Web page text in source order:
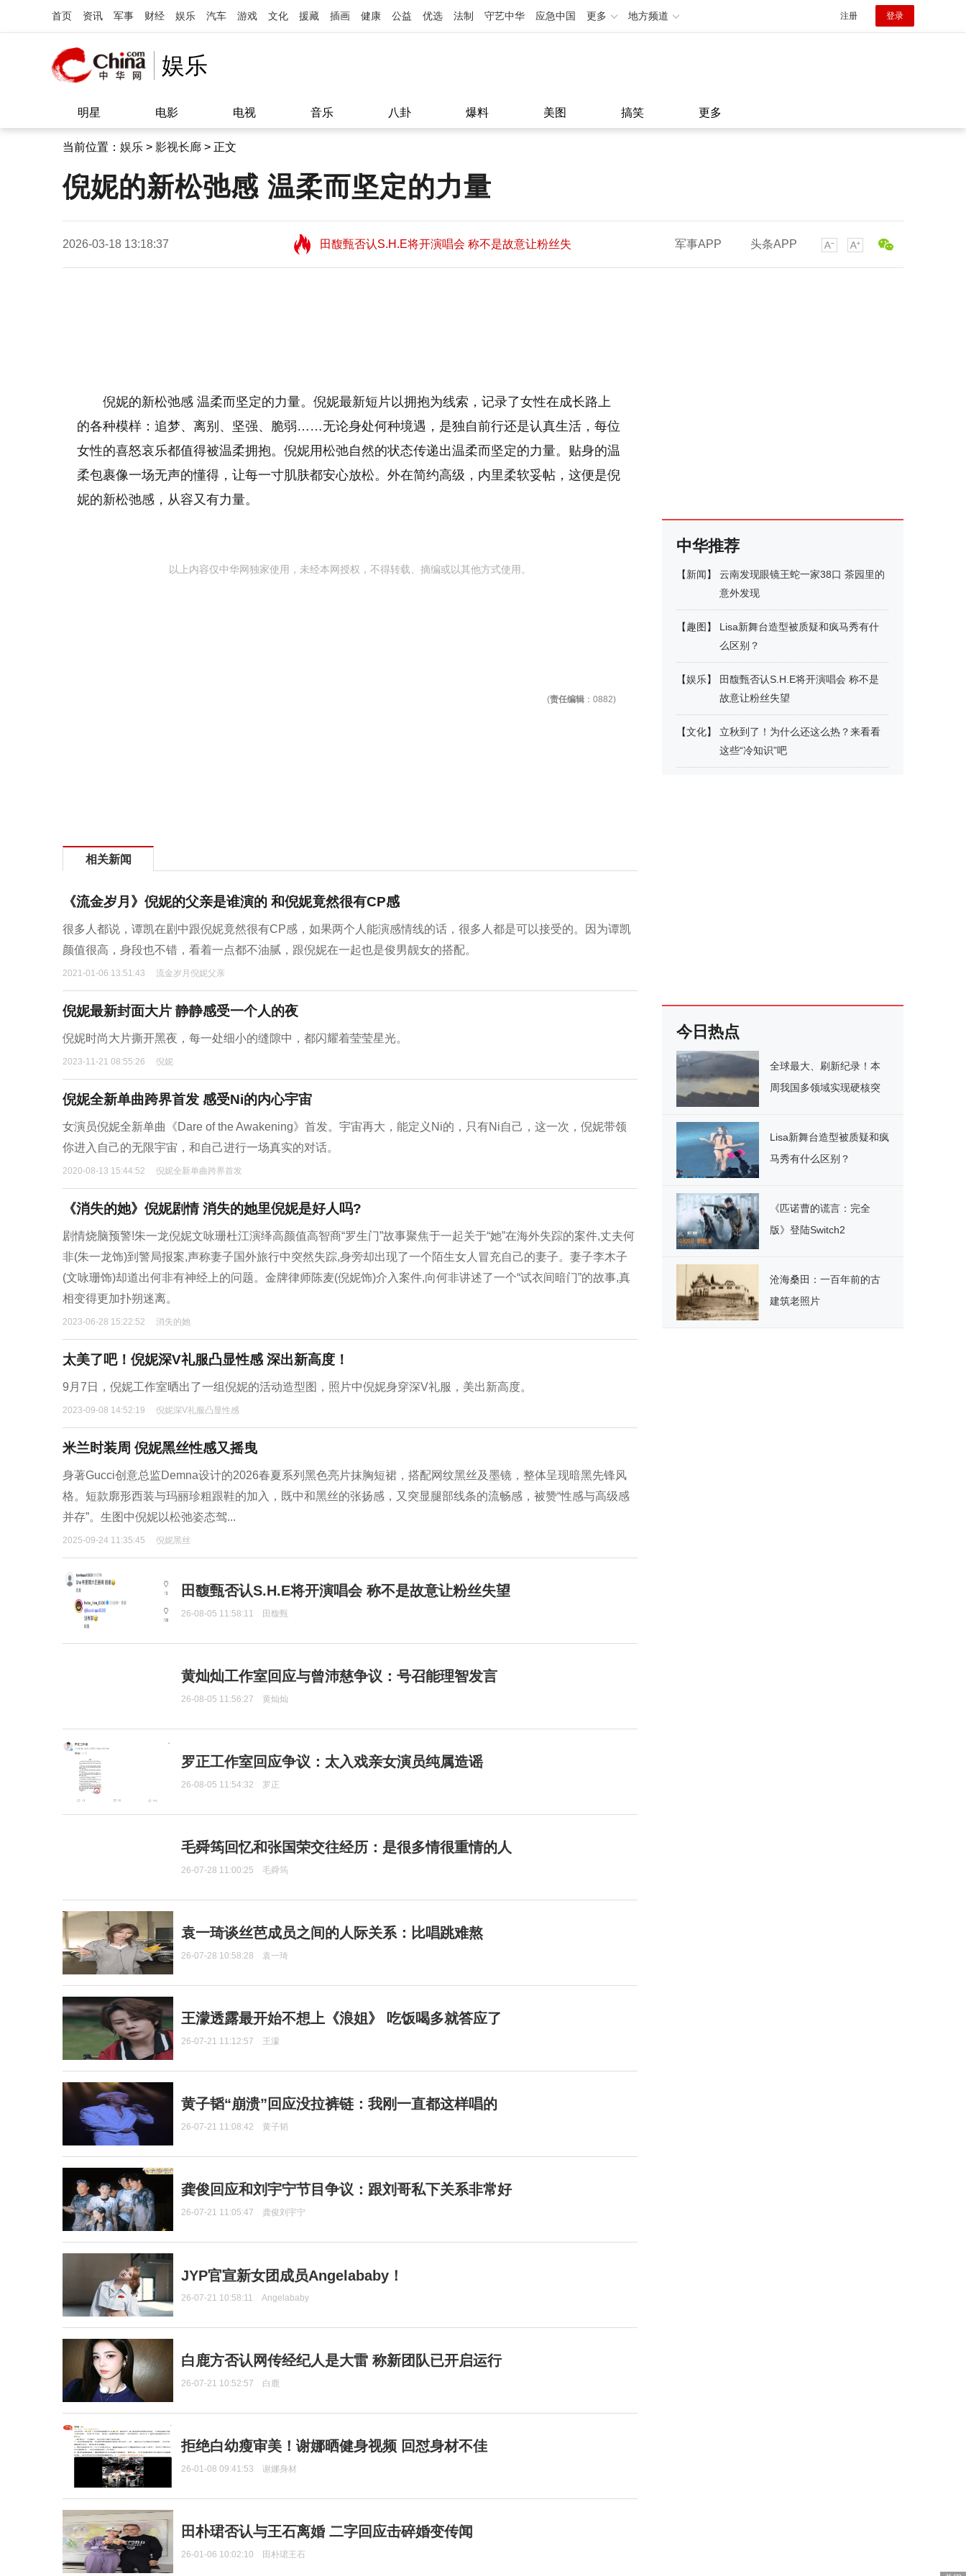
首页 资讯 军事 财经 娱乐 汽车 游戏 文化 援藏 插画 健康 公益 优选 法制 守艺中华 应急中国 更多 地方频道 注册 登录
娱乐
明星 电影 电视 音乐 八卦 爆料 美图 搞笑 更多
当前位置： 娱乐 > 影视长廊 > 正文
倪妮的新松弛感 温柔而坚定的力量
2026-03-18 13:18:37
田馥甄否认S.H.E将开演唱会 称不是故意让粉丝失
望11:08
田馥甄否认S.H.E将开演唱会 称不是故意让粉丝失
军事APP 头条APP
倪妮的新松弛感 温柔而坚定的力量。倪妮最新短片以拥抱为线索，记录了女性在成长路上
的各种模样：追梦、离别、坚强、脆弱……无论身处何种境遇，是独自前行还是认真生活，每位
女性的喜怒哀乐都值得被温柔拥抱。倪妮用松弛自然的状态传递出温柔而坚定的力量。贴身的温
柔包裹像一场无声的懂得，让每一寸肌肤都安心放松。外在简约高级，内里柔软妥帖，这便是倪
妮的新松弛感，从容又有力量。
以上内容仅中华网独家使用，未经本网授权，不得转载、摘编或以其他方式使用。
(责任编辑 ：0882)
相关新闻
《流金岁月》倪妮的父亲是谁演的 和倪妮竟然很有CP感
很多人都说，谭凯在剧中跟倪妮竟然很有CP感，如果两个人能演感情线的话，很多人都是可以接受的。因为谭凯
颜值很高，身段也不错，看着一点都不油腻，跟倪妮在一起也是俊男靓女的搭配。
2021-01-06 13:51:43 流金岁月倪妮父亲
倪妮最新封面大片 静静感受一个人的夜
倪妮时尚大片撕开黑夜，每一处细小的缝隙中，都闪耀着莹莹星光。
2023-11-21 08:55:26 倪妮
倪妮全新单曲跨界首发 感受Ni的内心宇宙
女演员倪妮全新单曲《Dare of the Awakening》首发。宇宙再大，能定义Ni的，只有Ni自己，这一次，倪妮带领
你进入自己的无限宇宙，和自己进行一场真实的对话。
2020-08-13 15:44:52 倪妮全新单曲跨界首发
《消失的她》倪妮剧情 消失的她里倪妮是好人吗?
剧情烧脑预警!朱一龙倪妮文咏珊杜江演绎高颜值高智商“罗生门”故事聚焦于一起关于“她”在海外失踪的案件,丈夫何
非(朱一龙饰)到警局报案,声称妻子国外旅行中突然失踪,身旁却出现了一个陌生女人冒充自己的妻子。妻子李木子
(文咏珊饰)却道出何非有神经上的问题。金牌律师陈麦(倪妮饰)介入案件,向何非讲述了一个“试衣间暗门”的故事,真
相变得更加扑朔迷离。
2023-06-28 15:22:52 消失的她
太美了吧！倪妮深V礼服凸显性感 深出新高度！
9月7日，倪妮工作室晒出了一组倪妮的活动造型图，照片中倪妮身穿深V礼服，美出新高度。
2023-09-08 14:52:19 倪妮深V礼服凸显性感
米兰时装周 倪妮黑丝性感又摇曳
身著Gucci创意总监Demna设计的2026春夏系列黑色亮片抹胸短裙，搭配网纹黑丝及墨镜，整体呈现暗黑先锋风
格。短款廓形西装与玛丽珍粗跟鞋的加入，既中和黑丝的张扬感，又突显腿部线条的流畅感，被赞“性感与高级感
并存”。生图中倪妮以松弛姿态驾...
2025-09-24 11:35:45 倪妮黑丝
田馥甄否认S.H.E将开演唱会 称不是故意让粉丝失望
26-08-05 11:58:11 田馥甄
黄灿灿工作室回应与曾沛慈争议：号召能理智发言
26-08-05 11:56:27 黄灿灿
罗正工作室回应争议：太入戏亲女演员纯属造谣
26-08-05 11:54:32 罗正
毛舜筠回忆和张国荣交往经历：是很多情很重情的人
26-07-28 11:00:25 毛舜筠
袁一琦谈丝芭成员之间的人际关系：比唱跳难熬
26-07-28 10:58:28 袁一琦
王濛透露最开始不想上《浪姐》 吃饭喝多就答应了
26-07-21 11:12:57 王濛
黄子韬“崩溃”回应没拉裤链：我刚一直都这样唱的
26-07-21 11:08:42 黄子韬
龚俊回应和刘宇宁节目争议：跟刘哥私下关系非常好
26-07-21 11:05:47 龚俊刘宇宁
JYP官宣新女团成员Angelababy！
26-07-21 10:58:11 Angelababy
白鹿方否认网传经纪人是大雷 称新团队已开启运行
26-07-21 10:52:57 白鹿
拒绝白幼瘦审美！谢娜晒健身视频 回怼身材不佳
26-01-08 09:41:53 谢娜身材
田朴珺否认与王石离婚 二字回应击碎婚变传闻
26-01-06 10:02:10 田朴珺王石
中华推荐
【新闻】
云南发现眼镜王蛇一家38口 茶园里的
意外发现
【趣图 】
Lisa新舞台造型被质疑和疯马秀有什
么区别？
【娱乐】
田馥甄否认S.H.E将开演唱会 称不是
故意让粉丝失望
【文化】
立秋到了！为什么还这么热？来看看
这些“冷知识”吧
今日热点
全球最大、刷新纪录！本
周我国多领域实现硬核突
Lisa新舞台造型被质疑和疯
马秀有什么区别？
《匹诺曹的谎言：完全
版》登陆Switch2
沧海桑田：一百年前的古
建筑老照片